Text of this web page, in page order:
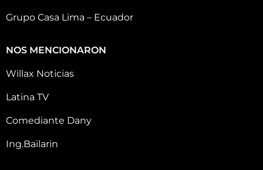
Grupo Casa Lima – Ecuador
NOS MENCIONARON
Willax Noticias
Latina TV
Comediante Dany
Ing.Bailarin